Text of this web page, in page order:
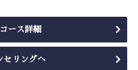
ース詳細
セリングへ